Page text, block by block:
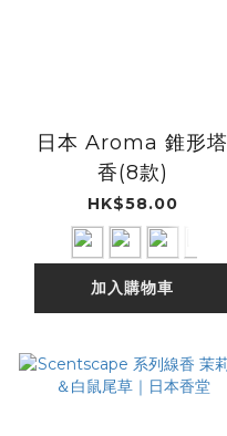
日本 Aroma 錐形塔
香(8款)
HK$58.00
加入購物車